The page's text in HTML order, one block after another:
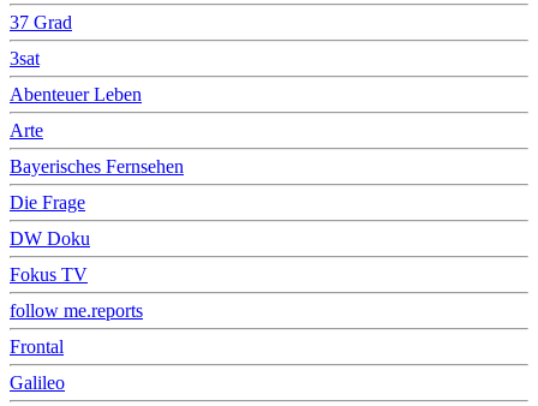
37 Grad
3sat
Abenteuer Leben
Arte
Bayerisches Fernsehen
Die Frage
DW Doku
Fokus TV
follow me.reports
Frontal
Galileo